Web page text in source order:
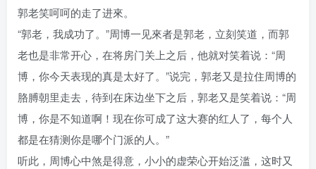
郭老笑呵呵的走了进來。
“郭老，我成功了。”周博一见來者是郭老，立刻笑道，而郭
老也是非常开心，在将房门关上之后，他就对笑着说：“周
博，你今天表现的真是太好了。”说完，郭老又是拉住周博的
胳膊朝里走去，待到在床边坐下之后，郭老又是笑着说：“周
博，你是不知道啊！现在你可成了这大赛的红人了，每个人
都是在猜测你是哪个门派的人。”
听此，周博心中煞是得意，小小的虚荣心开始泛滥，这时又